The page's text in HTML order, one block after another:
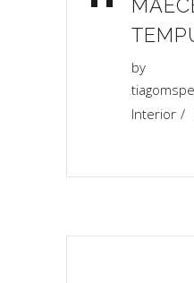
“
by
Interior